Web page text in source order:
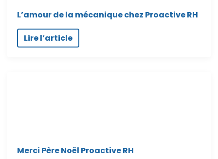
L’amour de la mécanique chez Proactive RH
Lire l’article
Merci Père Noël Proactive RH